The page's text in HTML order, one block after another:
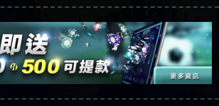
（ALYWS）無法出金 請小心群組暗椿
）當當詐騙 當當是不是詐騙 當
是詐騙嗎 六旬老婦深信當當高獲
破人亡
理性數據指路，開啟你的高回報
老玩家不藏私】2025 線上老虎機
波動率和平台安全的全攻略！
款《ATG 武俠》老虎機真的猛！玩
超過3萬種中獎方式！
電子遊戲完整攻略！熱門老虎
薦爛公司
娛樂城出金幾次後贏錢就不給出
出金幾次後贏了就不出金出
金黑網垃圾平台
會出金嗎現在也是一樣的狀況